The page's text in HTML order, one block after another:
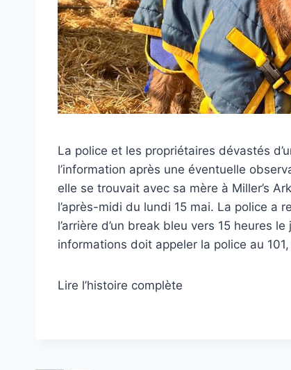
La police et les propriétaires dévastés
l’information après une éventuelle
elle se trouvait avec sa mère à Miller’s
l’après-midi du lundi 15 mai. La police a
l’arrière d’un break bleu vers 15 heures
informations doit appeler la police au
Lire l’histoire complète